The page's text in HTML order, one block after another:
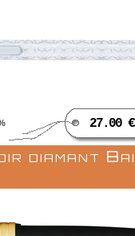
27.00 €
diamant